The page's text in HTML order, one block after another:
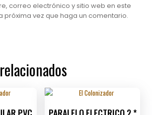
correo electrónico y sitio web en este
próxima vez que haga un comentario.